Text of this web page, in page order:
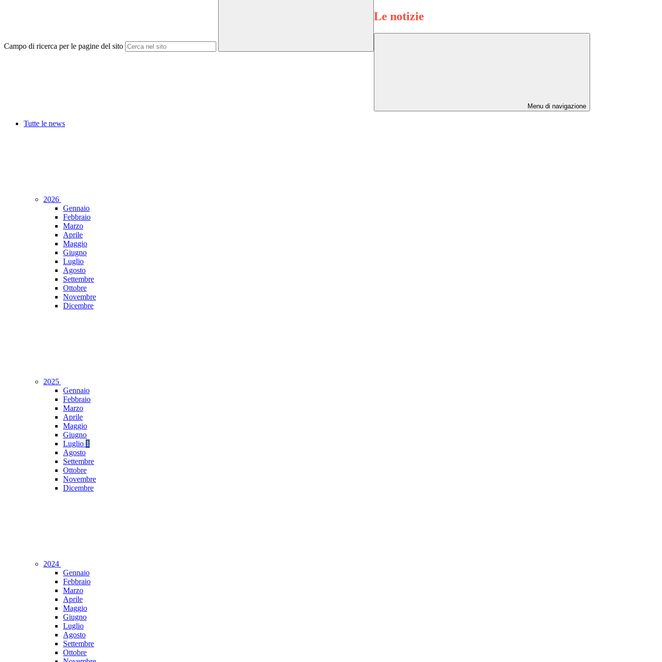
Campo di ricerca per le pagine del sito
Le notizie
Menu di navigazione
Tutte le news
2026
Gennaio
Febbraio
Marzo
Aprile
Maggio
Giugno
Luglio
Agosto
Settembre
Ottobre
Novembre
Dicembre
2025
Gennaio
Febbraio
Marzo
Aprile
Maggio
Giugno
Luglio 1
Agosto
Settembre
Ottobre
Novembre
Dicembre
2024
Gennaio
Febbraio
Marzo
Aprile
Maggio
Giugno
Luglio
Agosto
Settembre
Ottobre